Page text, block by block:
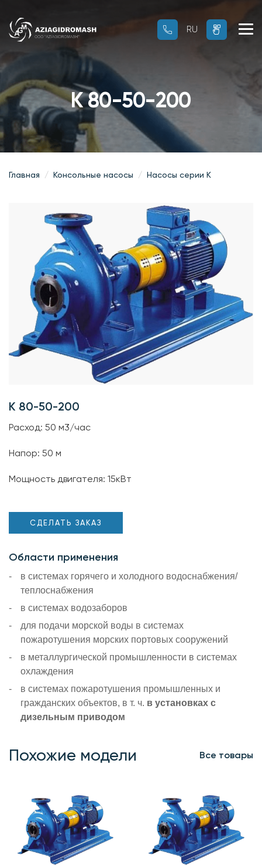
RU
К 80-50-200
Главная Консольные насосы Насосы серии К
К 80-50-200
Расход: 50 м3/час
Напор: 50 м
Мощность двигателя: 15кВт
СДЕЛАТЬ ЗАКАЗ
Области применения
в системах горячего и холодного водоснабжения/
теплоснабжения
в системах водозаборов
для подачи морской воды в системах
пожаротушения морских портовых сооружений
в металлургической промышленности в системах
охлаждения
в системах пожаротушения промышленных и
гражданских объектов, в т. ч. в установках с
дизельным приводом
Похожие модели Все товары